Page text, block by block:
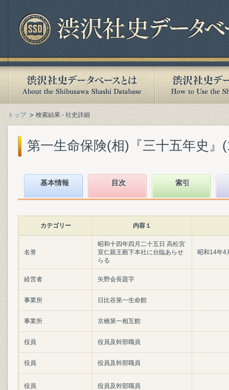
トップ 検索結果 - 社史詳細
第一生命保険(相)『三十五年史』
基本情報 目次 索引
カテゴリー 内容１
名誉
昭和十四年四月二十五日 高松宮
宣仁親王殿下本社に台臨あらせ
らる
昭和14年4
経営者 矢野会長題字
事業所 日比谷第一生命館
事業所 京橋第一相互館
役員 役員及幹部職員
役員 役員及幹部職員
役員 役員及幹部職員